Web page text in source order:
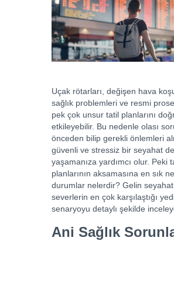
Uçak rötarları, değişen hava
sağlık problemleri ve resmi
pek çok unsur tatil planlarını
etkileyebilir. Bu nedenle olası
önceden bilip gerekli önlemleri
güvenli ve stressiz bir seyahat
yaşamanıza yardımcı olur. Peki
planlarının aksamasına en sık
durumlar nelerdir? Gelin seyahat
severlerin en çok karşılaştığı
senaryoyu detaylı şekilde
Ani Sağlık